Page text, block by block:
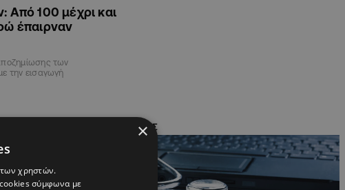
Από 100 μέχρι και
έπαιρναν
των
την εισαγωγή
ΚΥΠΡΟΣ
×
των χρηστών.
cookies σύμφωνα με